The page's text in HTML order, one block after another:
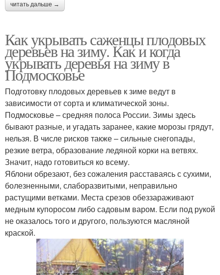
читать дальше →
Как укрывать саженцы плодовых
деревьев на зиму. Как и когда
укрывать деревья на зиму в
Подмосковье
Подготовку плодовых деревьев к зиме ведут в
зависимости от сорта и климатической зоны.
Подмосковье – средняя полоса России. Зимы здесь
бывают разные, и угадать заранее, какие морозы грядут,
нельзя. В числе рисков также – сильные снегопады,
резкие ветра, образование ледяной корки на ветвях.
Значит, надо готовиться ко всему.
Яблони обрезают, без сожаления расставаясь с сухими,
болезненными, слаборазвитыми, неправильно
растущими ветками. Места срезов обеззараживают
медным купоросом либо садовым варом. Если под рукой
не оказалось того и другого, пользуются масляной
краской.